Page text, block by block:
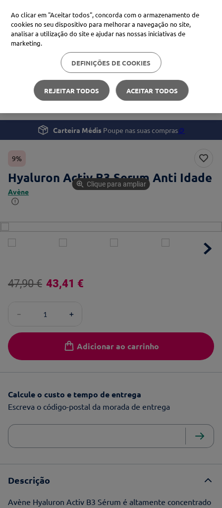
Procure no Marketplace Médis
Pesquisas mais comuns
xiaomi
4º cerave
Beleza e Cuidado pessoal
Hyaluron Activ B3 Serum Anti Idade
Carteira Médis Poupe nas suas compras🪙
9%
Hyaluron Activ B3 Serum Anti Idade
Avène
Clique para ampliar
47,90 € 43,41 €
＋
－
Adicionar ao carrinho
Calcule o custo e tempo de entrega
Escreva o código-postal da morada de entrega
Descrição
Avène Hyaluron Activ B3 Sérum é altamente concentrado
Ao clicar em "Aceitar todos", concorda com o armazenamento de
cookies no seu dispositivo para melhorar a navegação no site,
analisar a utilização do site e ajudar nas nossas iniciativas de
marketing.
DEFINIÇÕES DE COOKIES
REJEITAR TODOS ACEITAR TODOS